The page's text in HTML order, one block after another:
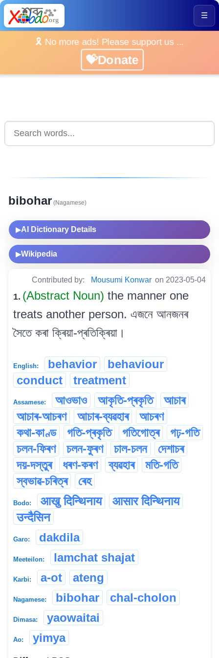
☰
🎗️ No more ads! Please support us ...
💝Donate
bibohar (Nagamese)
▶AI Dictionary Details
▶Wikipedia
Contributed by: Mousumi Konwar on 2023-05-04
1. (Abstract Noun) the manner one
treats another person. এজনে আনজনৰ
সৈতে কৰা ক্ৰিয়া-প্ৰতিক্ৰিয়া।
English: behavior
behaviour
conduct
treatment
Assamese: আওভাও আকৃতি-প্ৰকৃতি
আচাৰ
আচাৰ-আচৰণ
আচাৰ-ব্যৱহাৰ
আচৰণ
কথা-কাণ্ড
গতি-প্ৰকৃতি গতিগোত্ৰ
গঢ়-গতি
চলন-ফিৰণ
চলন-ফুৰণ চাল-চলন
দেশাচৰ
দয়-দস্তুৰ
ধৰণ-কৰণ ব্যৱহাৰ
মতি-গতি
স্বভাৱ-চৰিত্ৰ
ৰেহ
Bodo: आखु दिन्थिनाय
आसार दिन्थिनाय
उन्दैसिन
Garo: dakdila
Meeteilon: lamchat shajat
Karbi: a-ot ateng
Nagamese: bibohar chal-cholon
Dimasa: yaowaitai
Ao: yimya